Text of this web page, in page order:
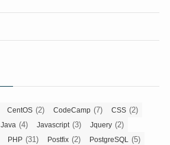
CentOS (2) CodeCamp (7) CSS (2)
Java (4) Javascript(3) Jquery (2)
PHP (31) Postfix (2) PostgreSQL (5)